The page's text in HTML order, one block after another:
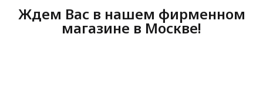
Ждем Вас в нашем фирменном
магазине в Москве!